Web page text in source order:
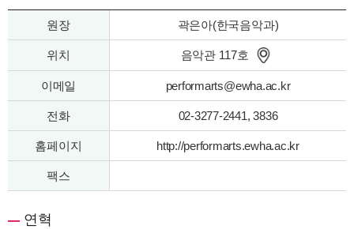
원장 곽은아(한국음악과)
위치 음악관 117호
이메일 performarts@ewha.ac.kr
전화 02-3277-2441, 3836
홈페이지 http://performarts.ewha.ac.kr
팩스
연혁